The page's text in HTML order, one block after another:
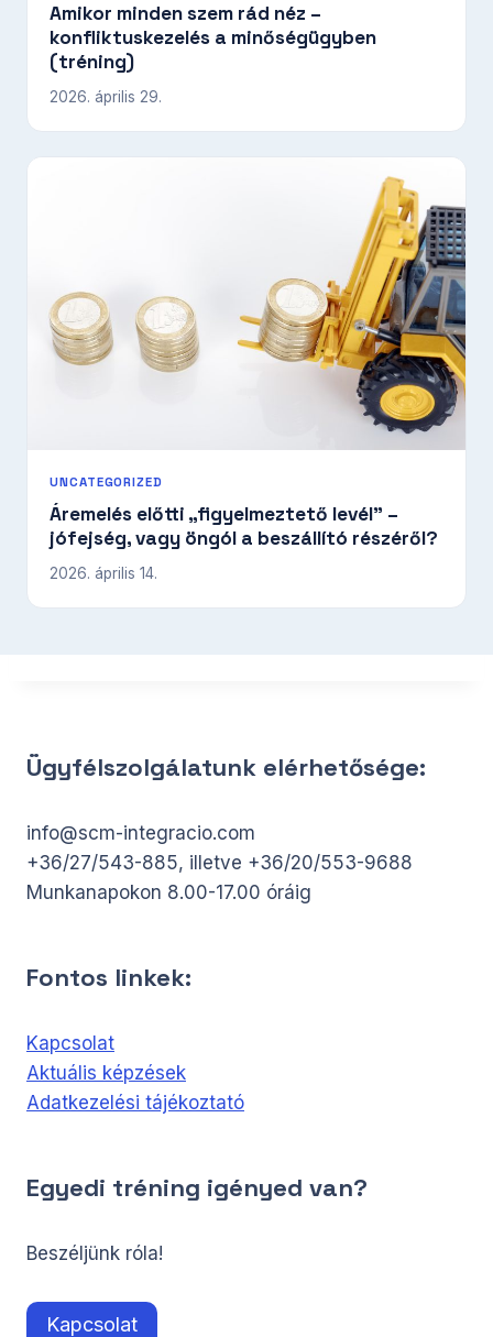
Amikor minden szem rád néz –
konfliktuskezelés a minőségügyben
(tréning)
2026. április 29.
UNCATEGORIZED
Áremelés előtti „figyelmeztető levél” –
jófejség, vagy öngól a beszállító részéről?
2026. április 14.
Ügyfélszolgálatunk elérhetősége:
info@scm-integracio.com
+36/27/543-885, illetve +36/20/553-9688
Munkanapokon 8.00-17.00 óráig
Fontos linkek:
Kapcsolat
Aktuális képzések
Adatkezelési tájékoztató
Egyedi tréning igényed van?
Beszéljünk róla!
Kapcsolat